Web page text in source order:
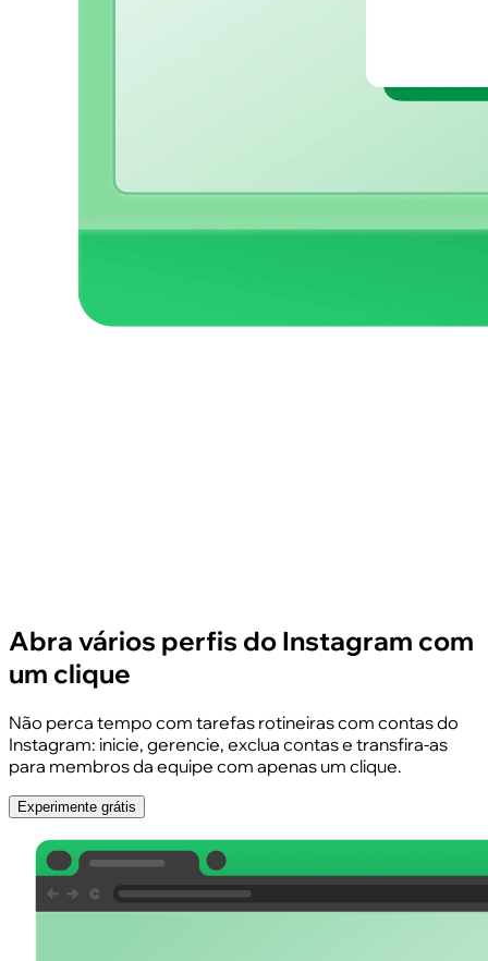
Abra vários perfis do Instagram com
um clique
Não perca tempo com tarefas rotineiras com contas do
Instagram: inicie, gerencie, exclua contas e transfira-as
para membros da equipe com apenas um clique.
Experimente grátis